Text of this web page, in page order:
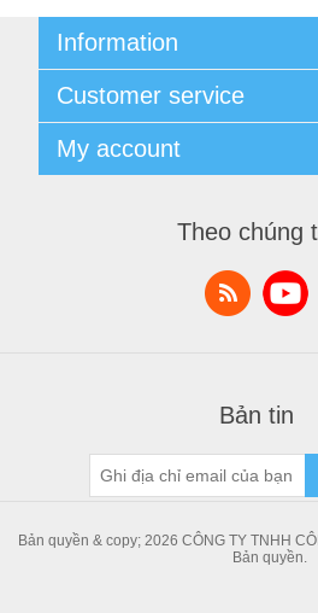
Information
Thông tin liên hệ
Thương Hiệu
Tin Tức
Customer service
Sản phẩm đã xem
Bài viết chia sẻ kiến thức
My account
Theo chúng
Bản tin
Bản quyền & copy; 2026 CÔNG TY TNHH
Bản quyền.